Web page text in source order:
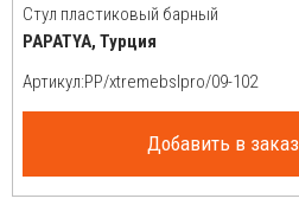
Стул пластиковый барный
PAPATYA, Турция
Артикул:
Добавить в заказ